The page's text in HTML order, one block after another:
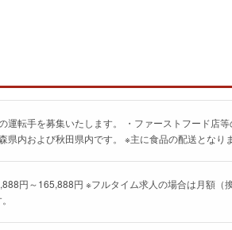
運転手を募集いたします。 ・ファーストフード店等
県内および秋田県内です。 ※主に食品の配送となり
円～165,888円 ※フルタイム求人の場合は月額（